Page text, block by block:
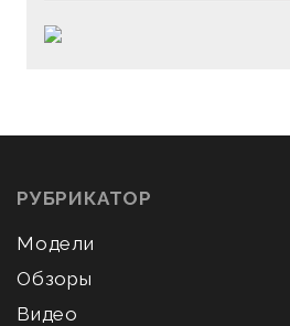
РУБРИКАТОР
Модели
Обзоры
Видео